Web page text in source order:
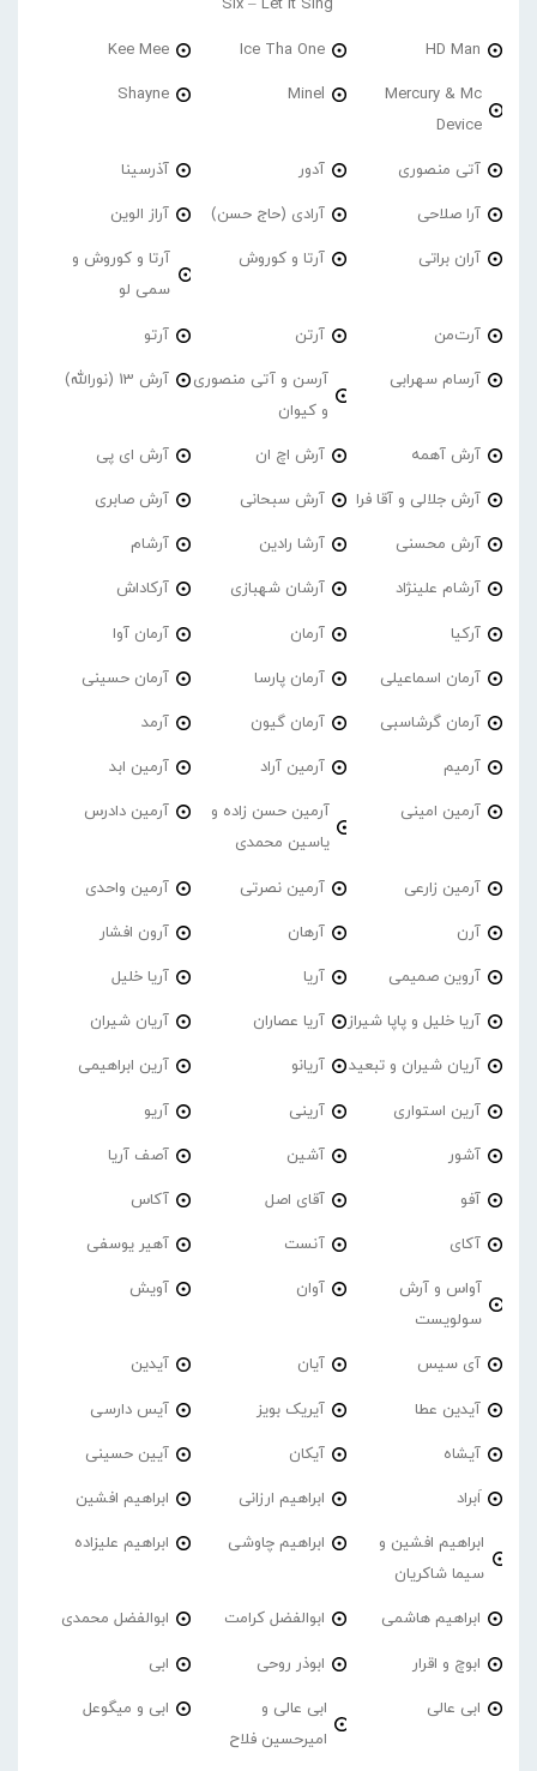
Six – Let It Sing
HD Man
Ice Tha One
Kee Mee
Mercury & Mc
Device
Minel
Shayne
آتی منصوری آدور آذرسینا
آرا صلاحی آرادی (حاج حسن) آراز الوین
آران براتی آرتا و کوروش
آرتا و کوروش و
سمی لو
آرت‌من آرتن آرتو
آرسام سهرابی
آرسن و آتی منصوری
و کیوان
آرش 13 (نورالله)
آرش آهمه آرش اچ ان آرش ای پی
آرش جلالی و آقا فرا آرش سبحانی آرش صابری
آرش محسنی آرشا رادین آرشام
آرشام علینژاد آرشان شهبازی آرکاداش
آرکیا آرمان آرمان آوا
آرمان اسماعیلی آرمان پارسا آرمان حسینی
آرمان گرشاسبی آرمان گیون آرمد
آرمیم آرمین آراد آرمین ابد
آرمین امینی
آرمین حسن زاده و
یاسین محمدی
آرمین دادرس
آرمین زارعی آرمین نصرتی آرمین واحدی
آرن آرهان آرون افشار
آروین صمیمی آریا آریا خلیل
آریا خلیل و پاپا شیراز آریا عصاران آریان شیران
آریان شیران و تبعید آریانو آرین ابراهیمی
آرین استواری آرینی آریو
آشور آشین آصف آریا
آفو آقای اصل آکاس
آکای آنست آهیر یوسفی
آواس و آرش
سولویست
آوان آویش
آی سیس آیان آیدین
آیدین عطا آیریک بویز آیس دارسی
آیشاه آیکان آیین حسینی
اَبراد ابراهیم ارزانی ابراهیم افشین
ابراهیم افشین و
سیما شاکریان
ابراهیم چاوشی ابراهیم علیزاده
ابراهیم هاشمی ابوالفضل کرامت ابوالفضل محمدی
ابوچ و اقرار ابوذر روحی ابی
ابی عالی
ابی عالی و
امیرحسین فلاح
ابی و میگوعل